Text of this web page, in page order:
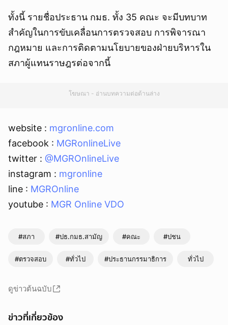
ทั้งนี้ รายชื่อประธาน กมธ. ทั้ง 35 คณะ จะมีบทบาท
สำคัญในการขับเคลื่อนการตรวจสอบ การพิจารณา
กฎหมาย และการติดตามนโยบายของฝ่ายบริหารใน
สภาผู้แทนราษฎรต่อจากนี้
โฆษณา - อ่านบทความต่อด้านล่าง
website : mgronline.com
facebook : MGRonlineLive
twitter : @MGROnlineLive
instagram : mgronline
line : MGROnline
youtube : MGR Online VDO
#สภา #ปธ.กมธ.สามัญ #คณะ #ปชน
#ตรวจสอบ #ทั่วไป #ประธานกรรมาธิการ ทั่วไป
ดูข่าวต้นฉบับ
ข่าวที่เกี่ยวข้อง